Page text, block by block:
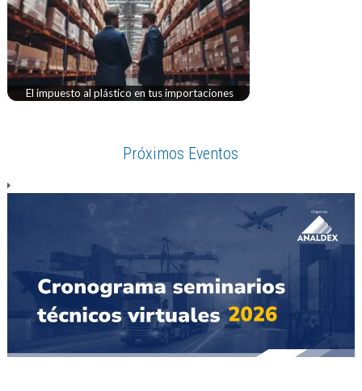
El impuesto al plástico en tus importaciones
Próximos Eventos